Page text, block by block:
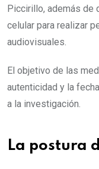
Piccirillo, además de
celular para realizar
audiovisuales.
El objetivo de las
autenticidad y la
a la investigación.
La postura